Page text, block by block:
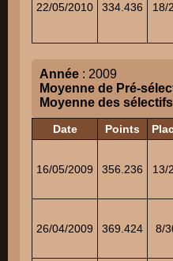
22/05/2010 334.436 18/
Année : 2009
Moyenne de Pré-
Moyenne des sélectifs
Date Points
16/05/2009 356.236 13/
26/04/2009 369.424 8/